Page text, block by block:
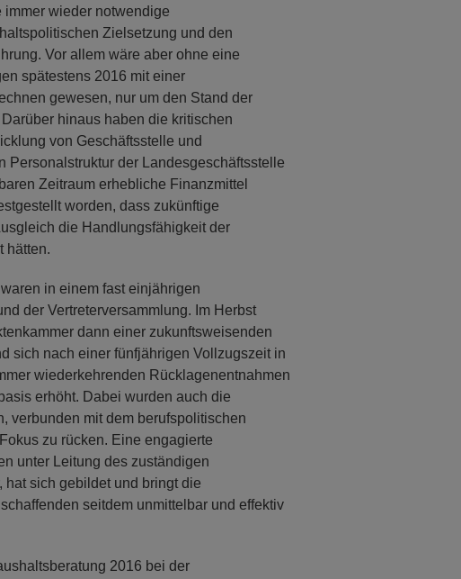
wieder notwendige
Zielsetzung und den
Vor allem wäre aber ohne eine
spätestens 2016 mit einer
gewesen, nur um den Stand der
hinaus haben die kritischen
von Geschäftsstelle und
Personalstruktur der Landesgeschäftsstelle
Zeitraum erhebliche Finanzmittel
worden, dass zukünftige
die Handlungsfähigkeit der
hätten.
in einem fast einjährigen
der Vertreterversammlung. Im Herbst
dann einer zukunftsweisenden
sich nach einer fünfjährigen Vollzugszeit in
wiederkehrenden Rücklagenentnahmen
erhöht. Dabei wurden auch die
verbunden mit dem berufspolitischen
zu rücken. Eine engagierte
unter Leitung des zuständigen
sich gebildet und bringt die
seitdem unmittelbar und effektiv
2016 bei der